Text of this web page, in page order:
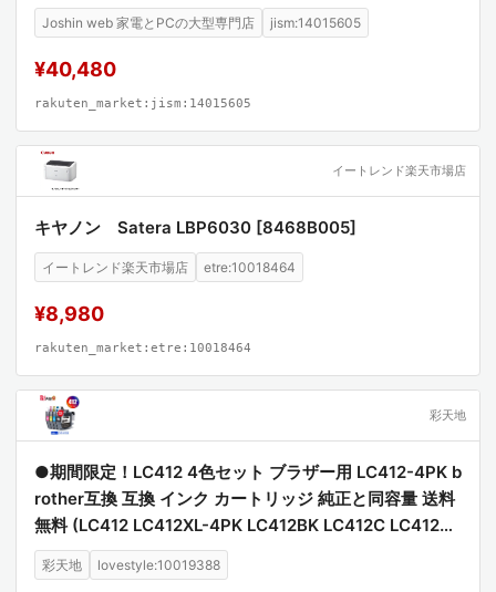
Joshin web 家電とPCの大型専門店 jism:14015605
¥40,480
rakuten_market:jism:14015605
イートレンド楽天市場店
キヤノン Satera LBP6030 [8468B005]
イートレンド楽天市場店 etre:10018464
¥8,980
rakuten_market:etre:10018464
彩天地
●期間限定！LC412 4色セット ブラザー用 LC412-4PK b
rother互換 互換 インク カートリッジ 純正と同容量 送料
無料 (LC412 LC412XL-4PK LC412BK LC412C LC412M
LC412Y LC412XLBK LC412XLC LC412XLM LC412XLY
MFC-J7100CDW MFC-J7300CDW)
彩天地 lovestyle:10019388